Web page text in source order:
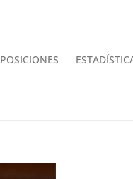
POSICIONES